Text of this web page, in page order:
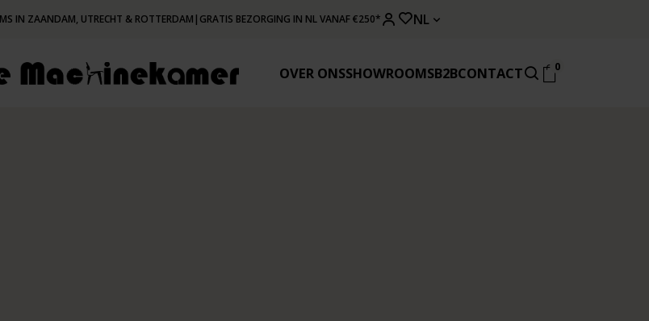
IN ZAANDAM, UTRECHT & ROTTERDAM | GRATIS BEZORGING IN NL VANAF €250* NL
OVER ONSSHOWROOMSB2BCONTACT 0